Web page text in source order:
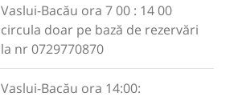
Vaslui-Bacău ora 7 00 : 14 00
circula doar pe bază de rezervări
la nr 0729770870
Vaslui-Bacău ora 14:00: